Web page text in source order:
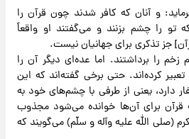
و آنان که کافر شدند چون قرآن را
تو را چشم بزنند و می‌گفتند او واقعاً
جز تذکری برای جهانیان نیست.
را برداشتند. اما عده‌ای دیگر آن را
کرده‌اند. حتی برخی گفته‌اند که این
دارد، یعنی از طرفی با چشم‌های خود به
قرآن برای آن‌ها خوانده می‌شود مجذوب
الله علیه وآله و سلّم) می‌گویند که